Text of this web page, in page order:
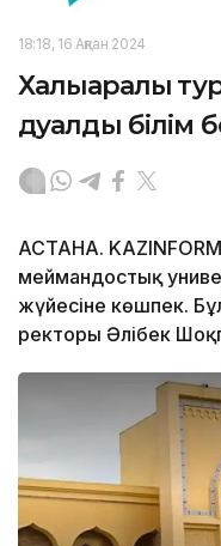
18:18, 16 Ақпан 2024
Халықаралық
дуалды білім
АСТАНА.
меймандостық
жүйесіне көшпек.
ректоры Әлібек